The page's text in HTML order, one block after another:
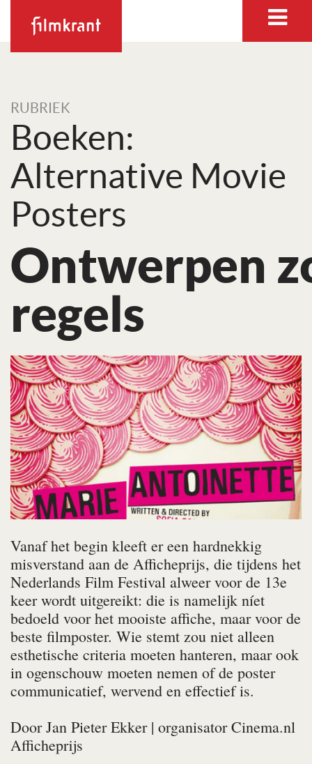
RUBRIEK
Boeken:
Alternative Movie
Posters
Ontwerpen
regels
Vanaf het begin kleeft er een hardnekkig
misverstand aan de Afficheprijs, die tijdens het
Nederlands Film Festival alweer voor de 13e
keer wordt uitgereikt: die is namelijk níet
bedoeld voor het mooiste affiche, maar voor de
beste filmposter. Wie stemt zou niet alleen
esthetische criteria moeten hanteren, maar ook
in ogenschouw moeten nemen of de poster
communicatief, wervend en effectief is.
DoorJan Pieter Ekker| organisator Cinema.nl
Afficheprijs